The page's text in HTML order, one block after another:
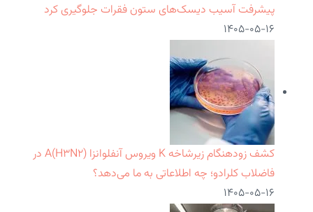
پیشرفت آسیب دیسک‌های ستون فقرات جلوگیری کرد
۱۴۰۵-۰۵-۱۶
کشف زودهنگام زیرشاخه K ویروس آنفلوانزا A(H۳N۲) در
فاضلاب کلرادو؛ چه اطلاعاتی به ما می‌دهد؟
۱۴۰۵-۰۵-۱۶